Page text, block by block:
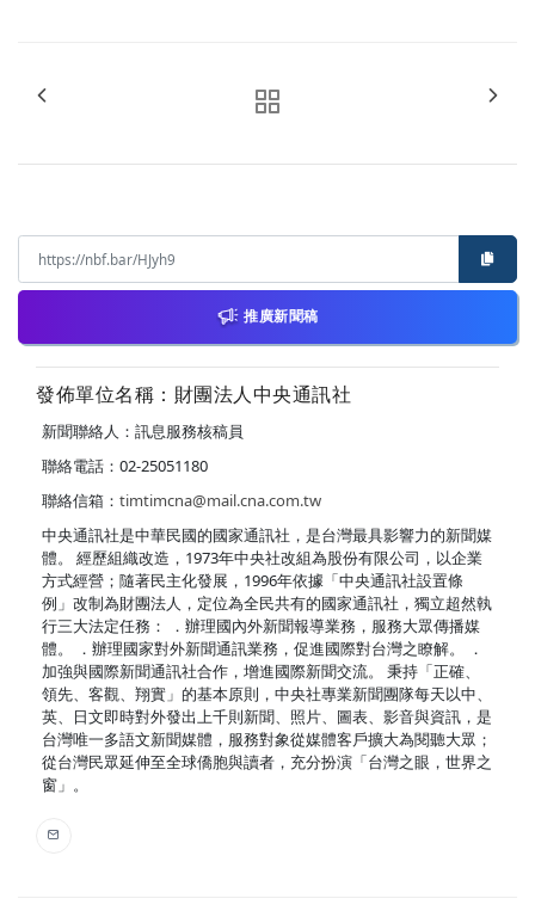
推廣新聞稿
發佈單位名稱：財團法人中央通訊社
新聞聯絡人：訊息服務核稿員
聯絡電話：02-25051180
聯絡信箱： timtimcna@mail.cna.com.tw
中央通訊社是中華民國的國家通訊社，是台灣最具影響力的新聞媒
體。 經歷組織改造，1973年中央社改組為股份有限公司，以企業
方式經營；隨著民主化發展，1996年依據「中央通訊社設置條
例」改制為財團法人，定位為全民共有的國家通訊社，獨立超然執
行三大法定任務： ．辦理國內外新聞報導業務，服務大眾傳播媒
體。 ．辦理國家對外新聞通訊業務，促進國際對台灣之瞭解。 ．
加強與國際新聞通訊社合作，增進國際新聞交流。 秉持「正確、
領先、客觀、翔實」的基本原則，中央社專業新聞團隊每天以中、
英、日文即時對外發出上千則新聞、照片、圖表、影音與資訊，是
台灣唯一多語文新聞媒體，服務對象從媒體客戶擴大為閱聽大眾；
從台灣民眾延伸至全球僑胞與讀者，充分扮演「台灣之眼，世界之
窗」。